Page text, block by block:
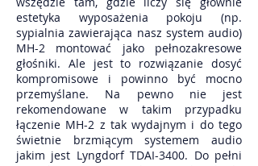
estetyka wyposażenia pokoju (np.
sypialnia zawierająca nasz system audio)
MH-2 montować jako pełnozakresowe
głośniki. Ale jest to rozwiązanie dosyć
kompromisowe i powinno być mocno
przemyślane. Na pewno nie jest
rekomendowane w takim przypadku
łączenie MH-2 z tak wydajnym i do tego
świetnie brzmiącym systemem audio
jakim jest Lyngdorf TDAI-3400. Do pełni